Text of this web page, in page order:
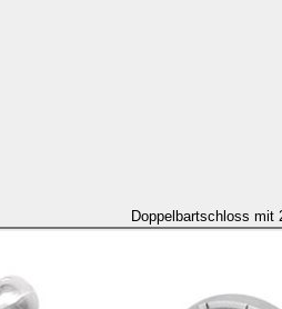
Doppelbartschloss mit